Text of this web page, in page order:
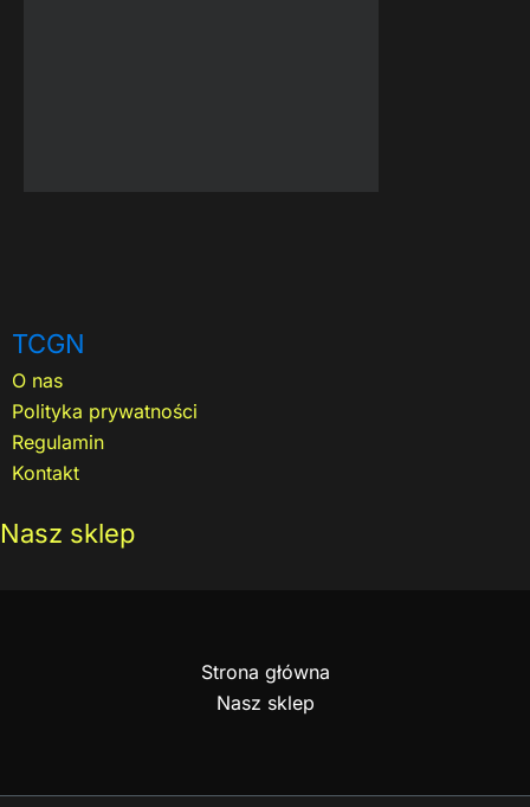
TCGN
O nas
Polityka prywatności
Regulamin
Kontakt
Nasz sklep
Strona główna
Nasz sklep